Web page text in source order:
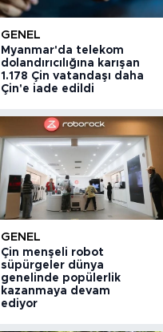
GENEL
Myanmar'da telekom
dolandırıcılığına karışan
1.178 Çin vatandaşı daha
Çin'e iade edildi
GENEL
Çin menşeli robot
süpürgeler dünya
genelinde popülerlik
kazanmaya devam
ediyor